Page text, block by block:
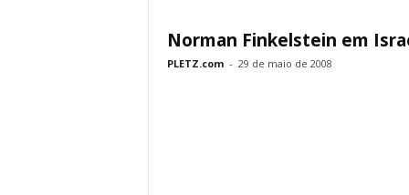
Norman Finkelstein em
PLETZ.com - 29 de maio de 2008